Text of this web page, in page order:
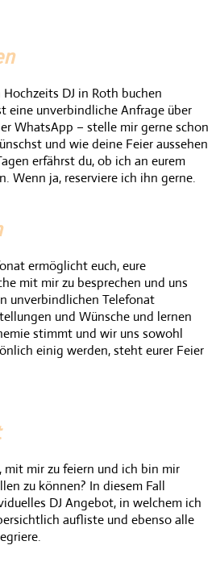
DJ in Roth buchen
eine unverbindliche Anfrage über
WhatsApp – stelle mir gerne schon
und wie deine Feier aussehen
erfährst du, ob ich an eurem
Wenn ja, reserviere ich ihn gerne.
ermöglicht euch, eure
mit mir zu besprechen und uns
unverbindlichen Telefonat
und Wünsche und lernen
stimmt und wir uns sowohl
einig werden, steht eurer Feier
mir zu feiern und ich bin mir
zu können? In diesem Fall
DJ Angebot, in welchem ich
aufliste und ebenso alle